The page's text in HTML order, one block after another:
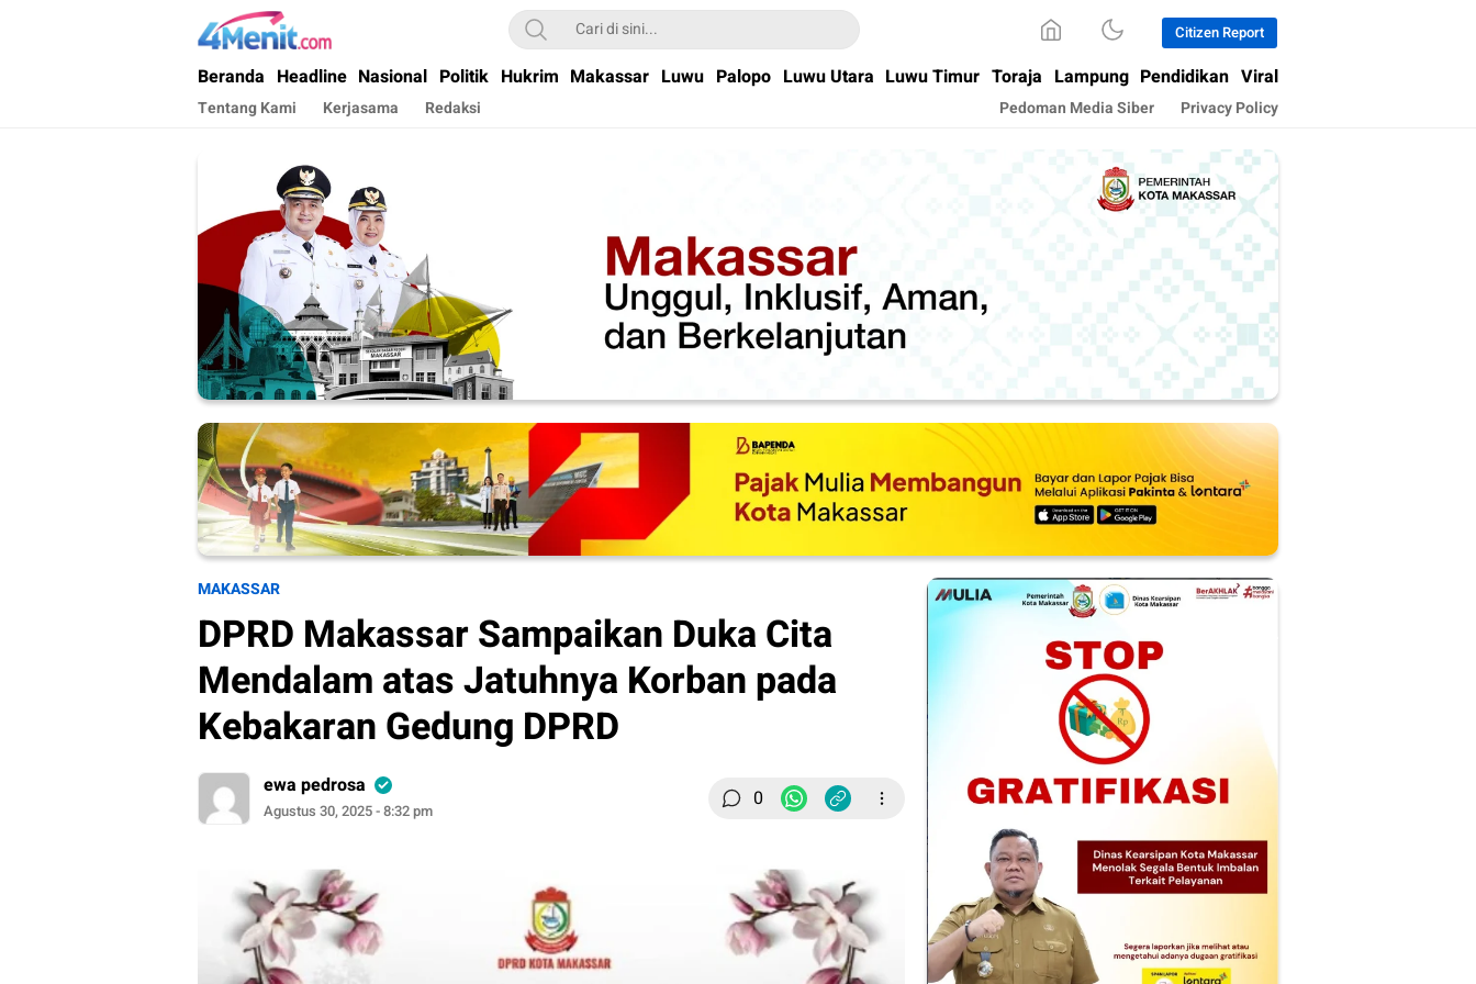
4menit.com
Mengungkap Kisah, Setiap Hari
Citizen Report
Beranda Headline Nasional Politik Hukrim Makassar Luwu Palopo Luwu Utara Luwu Timur Toraja Lampung Pendidikan Viral
Tentang Kami Kerjasama Redaksi Pedoman Media Siber Privacy Policy
MAKASSAR
DPRD Makassar Sampaikan Duka Cita
Mendalam atas Jatuhnya Korban pada
Kebakaran Gedung DPRD
ewa pedrosa
Agustus 30, 2025 - 8:32 pm 0